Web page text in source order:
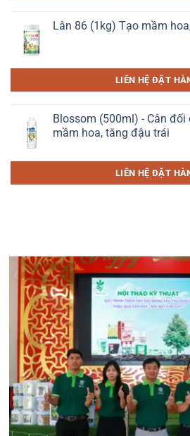
Lân 86 (1kg) Tạo mầm
LIÊN HỆ ĐẶT
Blossom (500ml) - Cân đối
mầm hoa, tăng đậu trái
LIÊN HỆ ĐẶT